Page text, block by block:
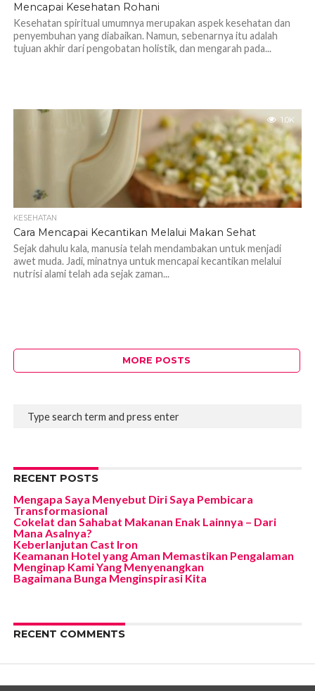
Mencapai Kesehatan Rohani
Kesehatan spiritual umumnya merupakan aspek kesehatan dan
penyembuhan yang diabaikan. Namun, sebenarnya itu adalah
tujuan akhir dari pengobatan holistik, dan mengarah pada...
1.0K
KESEHATAN
Cara Mencapai Kecantikan Melalui Makan Sehat
Sejak dahulu kala, manusia telah mendambakan untuk menjadi
awet muda. Jadi, minatnya untuk mencapai kecantikan melalui
nutrisi alami telah ada sejak zaman...
MORE POSTS
RECENT POSTS
Mengapa Saya Menyebut Diri Saya Pembicara
Transformasional
Cokelat dan Sahabat Makanan Enak Lainnya – Dari
Mana Asalnya?
Keberlanjutan Cast Iron
Keamanan Hotel yang Aman Memastikan Pengalaman
Menginap Kami Yang Menyenangkan
Bagaimana Bunga Menginspirasi Kita
RECENT COMMENTS